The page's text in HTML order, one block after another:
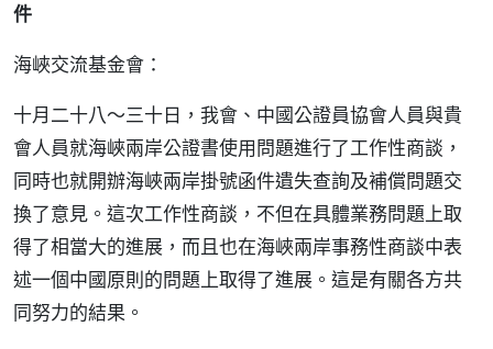
件
海峽交流基金會：
十月二十八～三十日，我會、中國公證員協會人員與貴
會人員就海峽兩岸公證書使用問題進行了工作性商談，
同時也就開辦海峽兩岸掛號函件遺失查詢及補償問題交
換了意見。這次工作性商談，不但在具體業務問題上取
得了相當大的進展，而且也在海峽兩岸事務性商談中表
述一個中國原則的問題上取得了進展。這是有關各方共
同努力的結果。